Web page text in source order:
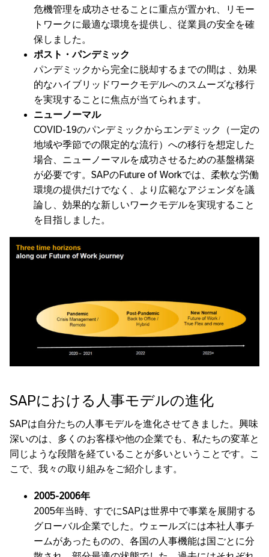
危機管理を成功させることに重点が置かれ、リモー
トワークに最適な環境を提供し、従業員の安全を確
保しました。
ポスト・パンデミック
パンデミックから完全に脱却するまでの間は 、効果
的なハイブリッドワークモデルへのスムーズな移行
を実現することに焦点が当てられます。
ニューノーマル
COVID-19のパンデミックからエンデミック（一定の
地域や季節での限定的な流行）への移行を想定した
場合、ニューノーマルを成功させるための基盤構築
が必要です。SAPのFuture of Workでは、柔軟な労働
環境の提供だけでなく、より広範なアジェンダを議
論し、効果的な新しいワークモデルを実現すること
を目指しました。
SAPにおける人事モデルの進化
SAPは自分たちの人事モデルを進化させてきました。興味
深いのは、多くのお客様や他の企業でも、私たちの変革と
同じような段階を経ていることが多いということです。こ
こで、我々の取り組みをご紹介します。
2005-2006年
2005年当時、すでにSAPは世界中で事業を展開する
グローバル企業でした。ウェールズには本社人事チ
ームがあったものの、各国の人事機能は国ごとに分